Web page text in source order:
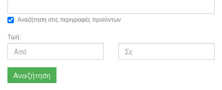
Αναζήτηση στις περιγραφές προϊόντων
Τιμή:
Αναζήτηση